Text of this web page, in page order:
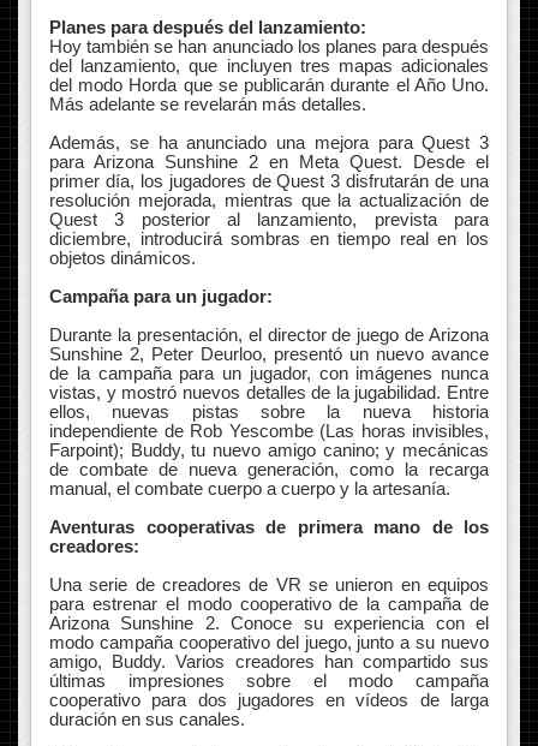
Planes para después del lanzamiento:
Hoy también se han anunciado los planes para después
del lanzamiento, que incluyen tres mapas adicionales
del modo Horda que se publicarán durante el Año Uno.
Más adelante se revelarán más detalles.
Además, se ha anunciado una mejora para Quest 3
para Arizona Sunshine 2 en Meta Quest. Desde el
primer día, los jugadores de Quest 3 disfrutarán de una
resolución mejorada, mientras que la actualización de
Quest 3 posterior al lanzamiento, prevista para
diciembre, introducirá sombras en tiempo real en los
objetos dinámicos.
Campaña para un jugador:
Durante la presentación, el director de juego de Arizona
Sunshine 2, Peter Deurloo, presentó un nuevo avance
de la campaña para un jugador, con imágenes nunca
vistas, y mostró nuevos detalles de la jugabilidad. Entre
ellos, nuevas pistas sobre la nueva historia
independiente de Rob Yescombe (Las horas invisibles,
Farpoint); Buddy, tu nuevo amigo canino; y mecánicas
de combate de nueva generación, como la recarga
manual, el combate cuerpo a cuerpo y la artesanía.
Aventuras cooperativas de primera mano de los
creadores:
Una serie de creadores de VR se unieron en equipos
para estrenar el modo cooperativo de la campaña de
Arizona Sunshine 2. Conoce su experiencia con el
modo campaña cooperativo del juego, junto a su nuevo
amigo, Buddy. Varios creadores han compartido sus
últimas impresiones sobre el modo campaña
cooperativo para dos jugadores en vídeos de larga
duración en sus canales.